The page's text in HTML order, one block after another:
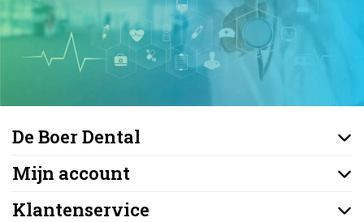
De Boer Dental
Mijn account
Klantenservice